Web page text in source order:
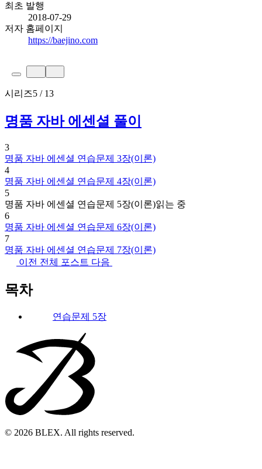
최초 발행
2018-07-29
저자 홈페이지
https://baejino.com
시리즈5 / 13
명품 자바 에센셜 풀이
3
명품 자바 에센셜 연습문제 3장(이론)
4
명품 자바 에센셜 연습문제 4장(이론)
5
명품 자바 에센셜 연습문제 5장(이론)읽는 중
6
명품 자바 에센셜 연습문제 6장(이론)
7
명품 자바 에센셜 연습문제 7장(이론)
이전 전체 포스트 다음
목차
연습문제 5장
© 2026 BLEX. All rights reserved.